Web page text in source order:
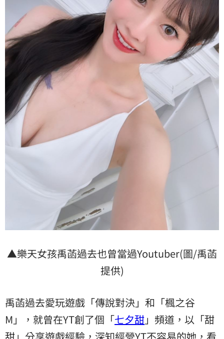
▲樂天女孩禹菡過去也曾當過Youtuber(圖/禹菡
提供)
禹菡過去愛玩遊戲「傳說對決」和「楓之谷
M」，就曾在YT創了個「七夕甜」頻道，以「甜